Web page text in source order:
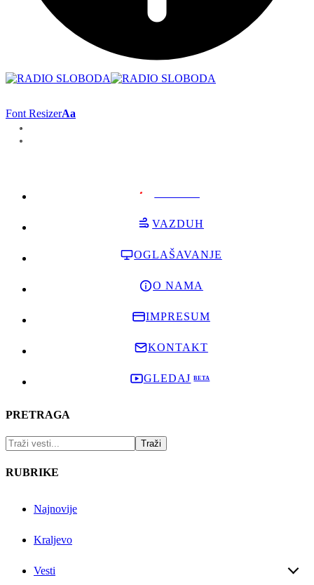
Font ResizerAa
VAZDUH
OGLAŠAVANJE
O NAMA
IMPRESUM
KONTAKT
GLEDAJ
PRETRAGA
RUBRIKE
Najnovije
Kraljevo
Vesti